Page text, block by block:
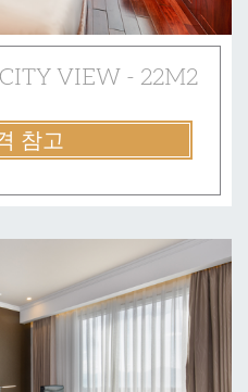
VIEW - 22M2
참고